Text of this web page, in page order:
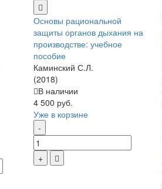
Основы рациональной
защиты органов дыхания на
производстве: учебное
пособие
Каминский С.Л.
(2018)
В наличии
4 500 руб.
Уже в корзине